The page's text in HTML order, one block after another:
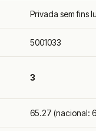
Privada sem fins
5001033
3
65.27 (nacional: